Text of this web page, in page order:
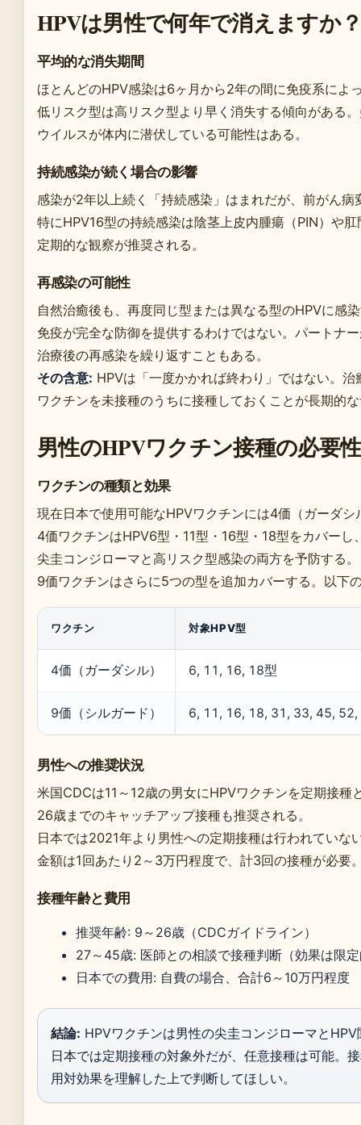
HPVは男性で何年で消えますか
平均的な消失期間
ほとんどのHPV感染は6ヶ月から2年の間に免疫系によ
低リスク型は高リスク型より早く消失する傾向がある
ウイルスが体内に潜伏している可能性はある。
持続感染が続く場合の影響
感染が2年以上続く「持続感染」はまれだが、前がん病
特にHPV16型の持続感染は陰茎上皮内腫瘍（PIN）や
定期的な観察が推奨される。
再感染の可能性
自然治癒後も、再度同じ型または異なる型のHPVに感
免疫が完全な防御を提供するわけではない。パートナ
治療後の再感染を繰り返すこともある。
その含意: HPVは「一度かかれば終わり」ではない。
ワクチンを未接種のうちに接種しておくことが長期的
男性のHPVワクチン接種の必要性
ワクチンの種類と効果
現在日本で使用可能なHPVワクチンには4価（ガーダ
4価ワクチンはHPV6型・11型・16型・18型をカバーし
尖圭コンジローマと高リスク型感染の両方を予防する。
9価ワクチンはさらに5つの型を追加カバーする。以下
ワクチン 対象HPV型
4価（ガーダシル） 6, 11, 16, 18型
9価（シルガード） 6, 11, 16, 18, 31, 33, 45, 52,
男性への推奨状況
米国CDCは11～12歳の男女にHPVワクチンを定期接種
26歳までのキャッチアップ接種も推奨される。
日本では2021年より男性への定期接種は行われていな
金額は1回あたり2～3万円程度で、計3回の接種が必要
接種年齢と費用
推奨年齢: 9～26歳（CDCガイドライン）
27～45歳: 医師との相談で接種判断（効果は限
日本での費用: 自費の場合、合計6～10万円程度
結論: HPVワクチンは男性の尖圭コンジローマと
日本では定期接種の対象外だが、任意接種は可能。
用対効果を理解した上で判断してほしい。